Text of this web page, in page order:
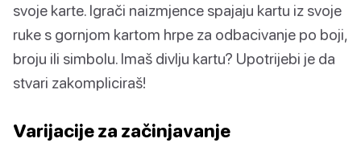
svoje karte. Igrači naizmjence spajaju kartu iz svoje
ruke s gornjom kartom hrpe za odbacivanje po boji,
broju ili simbolu. Imaš divlju kartu? Upotrijebi je da
stvari zakompliciraš!
Varijacije za začinjavanje